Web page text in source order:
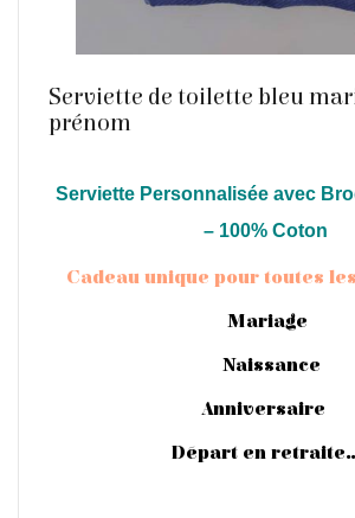
Serviette de toilette bleu
prénom
Serviette Personnalisée avec
– 100% Coton
Cadeau unique pour toutes
Mariage
Naissance
Anniversaire
Départ en